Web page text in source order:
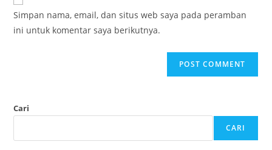
Simpan nama, email, dan situs web saya pada peramban
ini untuk komentar saya berikutnya.
Cari
CARI